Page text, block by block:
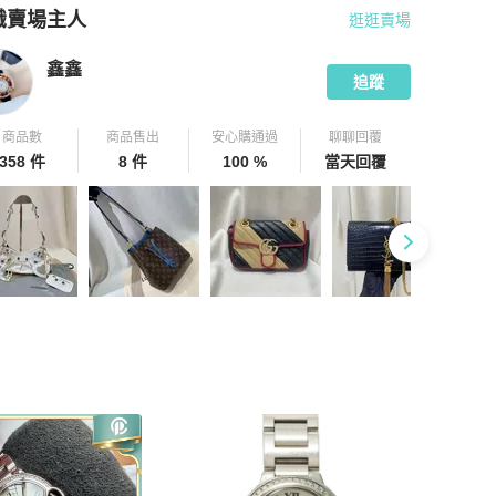
賣場主人
拍拍圈嚴選賣家
逛逛賣場
鑫鑫
追蹤
商品數
件
商品售出
8 件
安心購通過
100 %
聊聊回覆
當天回覆